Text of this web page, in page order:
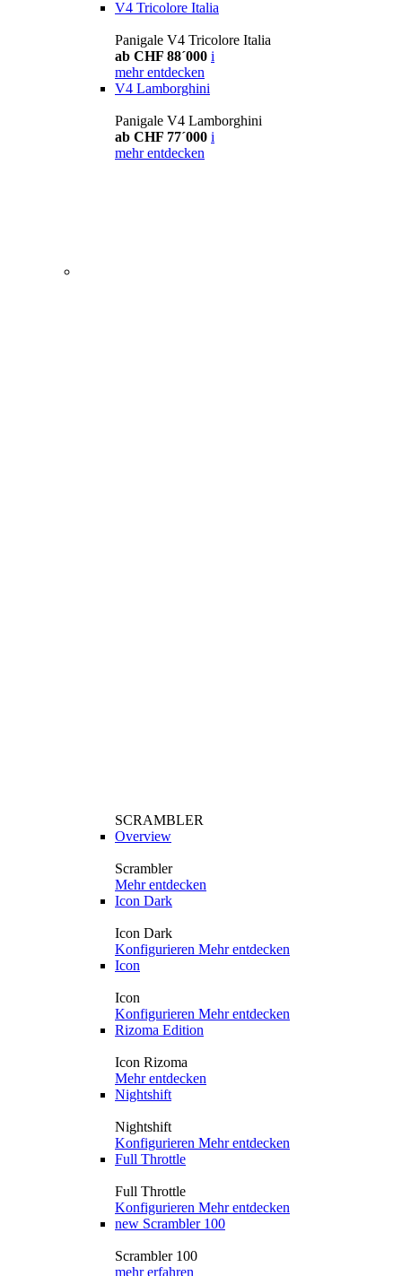
V4 Tricolore Italia
Panigale V4 Tricolore Italia
ab CHF 88´000 i
mehr entdecken
V4 Lamborghini
Panigale V4 Lamborghini
ab CHF 77´000 i
mehr entdecken
SCRAMBLER
Overview
Scrambler
Mehr entdecken
Icon Dark
Icon Dark
Konfigurieren Mehr entdecken
Icon
Icon
Konfigurieren Mehr entdecken
Rizoma Edition
Icon Rizoma
Mehr entdecken
Nightshift
Nightshift
Konfigurieren Mehr entdecken
Full Throttle
Full Throttle
Konfigurieren Mehr entdecken
new Scrambler 100
Scrambler 100
mehr erfahren